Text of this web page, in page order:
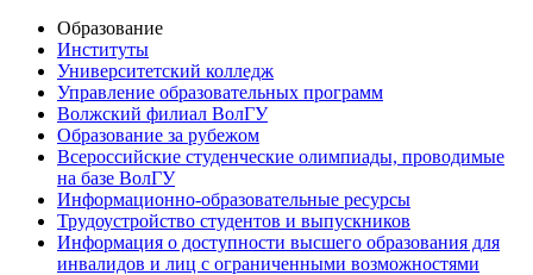
Образование
Институты
Университетский колледж
Управление образовательных программ
Волжский филиал ВолГУ
Образование за рубежом
Всероссийские студенческие олимпиады, проводимые
на базе ВолГУ
Информационно-образовательные ресурсы
Трудоустройство студентов и выпускников
Информация о доступности высшего образования для
инвалидов и лиц с ограниченными возможностями